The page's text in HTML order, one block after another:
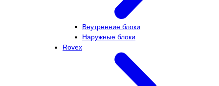
Внутренние блоки
Наружные блоки
Rovex